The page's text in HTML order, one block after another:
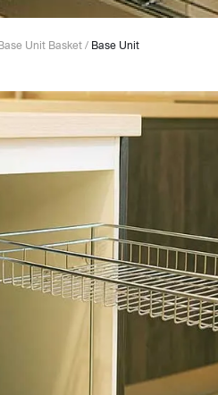
Tall Unit Basket
Kitchen Pull Out Basket
Kitchen Corner Basket
Base Unit Basket
Accessories
Unit Basket/Base Unit